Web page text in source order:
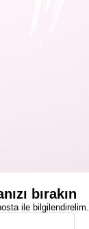
bırakın
ile bilgilendirelim.